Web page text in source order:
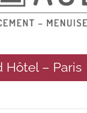
Hôtel – Paris